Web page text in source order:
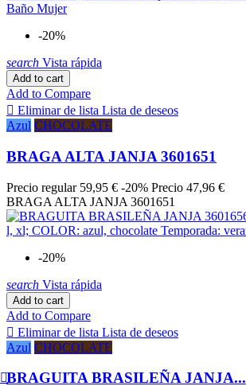
-20%
search Vista rápida
Add to cart
Add to Compare
 Eliminar de lista Lista de deseos
Azul CHOCOLATE
BRAGA ALTA JANJA 3601651
Precio regular 59,95 € -20% Precio 47,96 €
BRAGA ALTA JANJA 3601651
-20%
search Vista rápida
Add to cart
Add to Compare
 Eliminar de lista Lista de deseos
Azul CHOCOLATE
BRAGUITA BRASILEÑA JANJA...
